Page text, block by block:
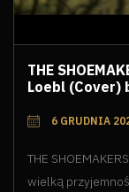
THE
Loebl (Cover)
6 GRUDNIA
THE
wielką